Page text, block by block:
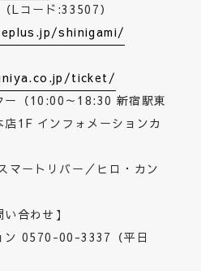
（Lコード:33507）
shinigami/
ticket/
ー（10:00～18:30 新宿駅東
1F インフォメーションカ
マートリバー／ヒロ・カン
合わせ】
ン 0570-00-3337（平日